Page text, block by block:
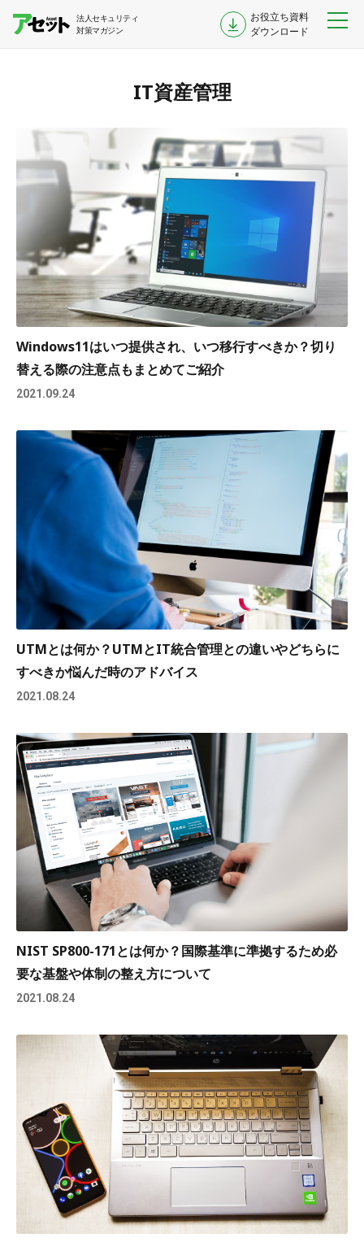
法人セキュリティ
対策マガジン
お役立ち資料
ダウンロード
IT資産管理
Windows11はいつ提供され、いつ移行すべきか？切り
替える際の注意点もまとめてご紹介
2021.09.24
UTMとは何か？UTMとIT統合管理との違いやどちらに
すべきか悩んだ時のアドバイス
2021.08.24
NIST SP800-171とは何か？国際基準に準拠するため必
要な基盤や体制の整え方について
2021.08.24